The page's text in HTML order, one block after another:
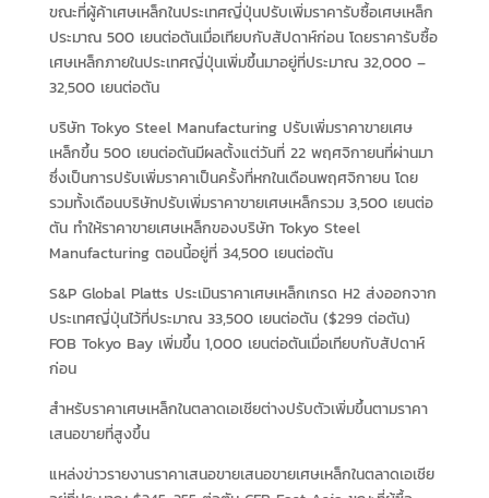
ขณะที่ผู้ค้าเศษเหล็กในประเทศญี่ปุ่นปรับเพิ่มราคารับซื้อเศษเหล็ก
ประมาณ 500 เยนต่อตันเมื่อเทียบกับสัปดาห์ก่อน โดยราคารับซื้อ
เศษเหล็กภายในประเทศญี่ปุ่นเพิ่มขึ้นมาอยู่ที่ประมาณ 32,000 –
32,500 เยนต่อตัน
บริษัท Tokyo Steel Manufacturing ปรับเพิ่มราคาขายเศษ
เหล็กขึ้น 500 เยนต่อตันมีผลตั้งแต่วันที่ 22 พฤศจิกายนที่ผ่านมา
ซึ่งเป็นการปรับเพิ่มราคาเป็นครั้งที่หกในเดือนพฤศจิกายน โดย
รวมทั้งเดือนบริษัทปรับเพิ่มราคาขายเศษเหล็กรวม 3,500 เยนต่อ
ตัน ทำให้ราคาขายเศษเหล็กของบริษัท Tokyo Steel
Manufacturing ตอนนี้อยู่ที่ 34,500 เยนต่อตัน
S&P Global Platts ประเมินราคาเศษเหล็กเกรด H2 ส่งออกจาก
ประเทศญี่ปุ่นไว้ที่ประมาณ 33,500 เยนต่อตัน ($299 ต่อตัน)
FOB Tokyo Bay เพิ่มขึ้น 1,000 เยนต่อตันเมื่อเทียบกับสัปดาห์
ก่อน
สำหรับราคาเศษเหล็กในตลาดเอเชียต่างปรับตัวเพิ่มขึ้นตามราคา
เสนอขายที่สูงขึ้น
แหล่งข่าวรายงานราคาเสนอขายเสนอขายเศษเหล็กในตลาดเอเชีย